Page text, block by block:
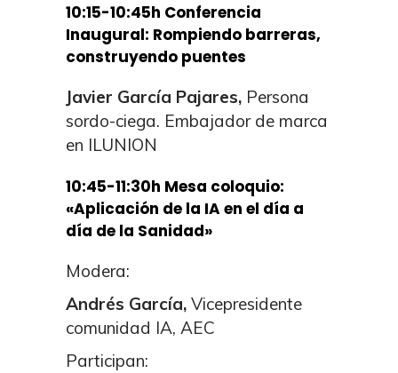
10:15-10:45h Conferencia
Inaugural: Rompiendo barreras,
construyendo puentes
Javier García Pajares, Persona
sordo-ciega. Embajador de marca
en ILUNION
10:45-11:30h Mesa coloquio:
«Aplicación de la IA en el día a
día de la Sanidad»
Modera:
Andrés García, Vicepresidente
comunidad IA, AEC
Participan: